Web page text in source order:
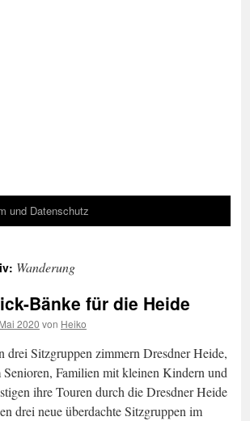
und Datenschutz
Wanderung
Bänke für die Heide
2020 von Heiko
drei Sitzgruppen zimmern Dresdner Heide,
Familien mit kleinen Kindern und
ihre Touren durch die Dresdner Heide
drei neue überdachte Sitzgruppen im